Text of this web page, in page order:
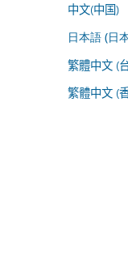
中文(中国)
日本語 (日
繁體中文 (
繁體中文 (